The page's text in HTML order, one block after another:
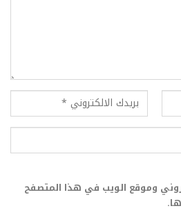
وموقع الويب في هذا المتصفح